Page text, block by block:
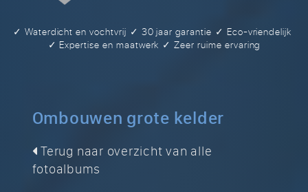
✓ Waterdicht en vochtvrij ✓ 30 jaar garantie
✓ Eco-vriendelijk
✓ Expertise en maatwerk
✓ Zeer ruime ervaring
Offerte
Ombouwen grote kelder
Terug naar overzicht van alle
fotoalbums